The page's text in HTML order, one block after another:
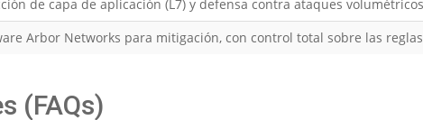
de capa de aplicación (L7) y defensa contra ataques
Arbor Networks para mitigación, con control total sobre las
(FAQs)